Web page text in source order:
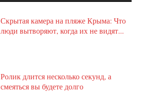
Скрытая камера на пляже Крыма: Что
люди вытворяют, когда их не видят...
Ролик длится несколько секунд, а
смеяться вы будете долго